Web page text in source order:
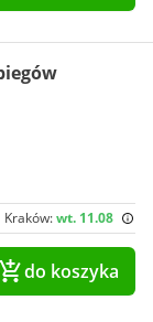
Kraków:wt. 11.08
do koszyka